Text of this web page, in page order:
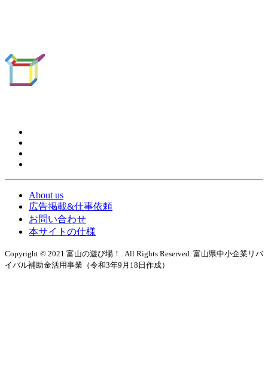
About us
広告掲載&仕事依頼
お問い合わせ
本サイトの仕様
Copyright © 2021 富山の遊び場！. All Rights Reserved. 富山県中小企業リバ
イバル補助金活用事業（令和3年9月18日作成）